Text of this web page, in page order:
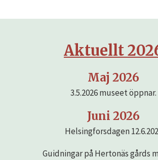
Aktuellt
Maj 2026
3.5.2026 museet öppnar.
Juni 2026
Helsingforsdagen
Guidningar på Hertonäs gårds